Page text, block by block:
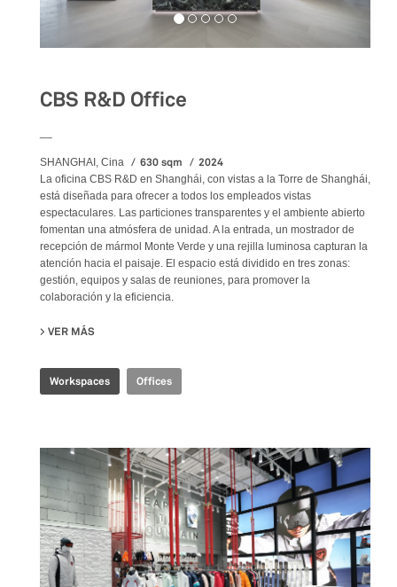
CBS R&D Office
SHANGHAI, Cina 630 sqm 2024
La oficina CBS R&D en Shanghái, con vistas a la Torre de Shanghái,
está diseñada para ofrecer a todos los empleados vistas
espectaculares. Las particiones transparentes y el ambiente abierto
fomentan una atmósfera de unidad. A la entrada, un mostrador de
recepción de mármol Monte Verde y una rejilla luminosa capturan la
atención hacia el paisaje. El espacio está dividido en tres zonas:
gestión, equipos y salas de reuniones, para promover la
colaboración y la eficiencia.
VER MÁS
Workspaces Offices